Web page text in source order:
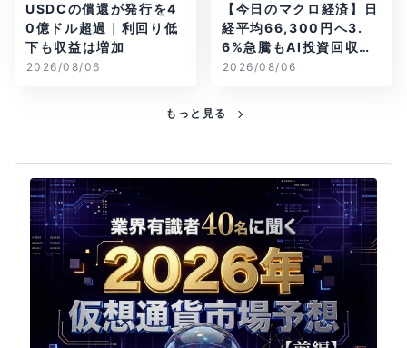
USDCの償還が発行を4
0億ドル超過｜利回り低
下も収益は増加
2026/08/06
【今日のマクロ経済】日
経平均66,300円へ3.
6%急騰もAI投資回収懸
念が再燃
2026/08/06
もっと見る